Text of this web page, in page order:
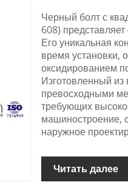
Черный болт с
608)
Его уникальная
время установки,
оксидированием
Изготовленный из
превосходными
требующих
машиностроение,
наружное
Читать далее